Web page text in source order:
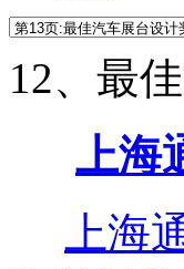
12、最
上海
上海